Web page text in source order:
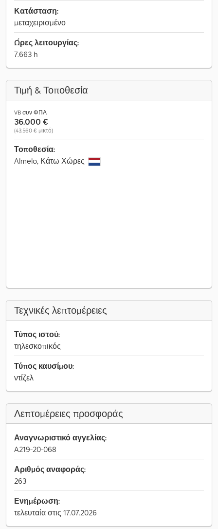
Κατάσταση:
μεταχειρισμένο
Ώρες λειτουργίας:
7.663 h
Τιμή & Τοποθεσία
VB συν ΦΠΑ
36.000 €
(43.560 € μικτό)
Τοποθεσία:
Almelo, Κάτω Χώρες
Τεχνικές λεπτομέρειες
Τύπος ιστού:
τηλεσκοπικός
Τύπος καυσίμου:
ντίζελ
Λεπτομέρειες προσφοράς
Αναγνωριστικό αγγελίας:
A219-20-068
Αριθμός αναφοράς:
263
Ενημέρωση:
τελευταία στις 17.07.2026